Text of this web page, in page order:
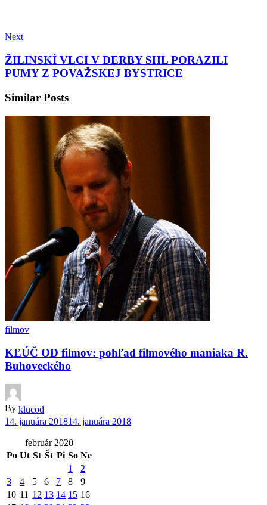
Next
ŽILINSKÍ VLCI V DERBY SHL PORAZILI
PUMY Z POVAŽSKEJ BYSTRICE
Similar Posts
filmov
KĽÚČ OD filmov: pohľad filmového maniaka R.
Buhoveckého
By klucod
14. januára 201814. januára 2018
február 2020
Po Ut St Št Pi So Ne
1
2
3
4 5 6 7 8
9
10 11 12 13 14 15 16